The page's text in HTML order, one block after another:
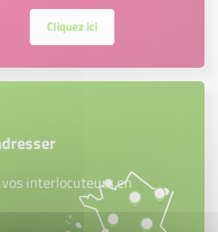
Cliquez ici
interlocuteurs en